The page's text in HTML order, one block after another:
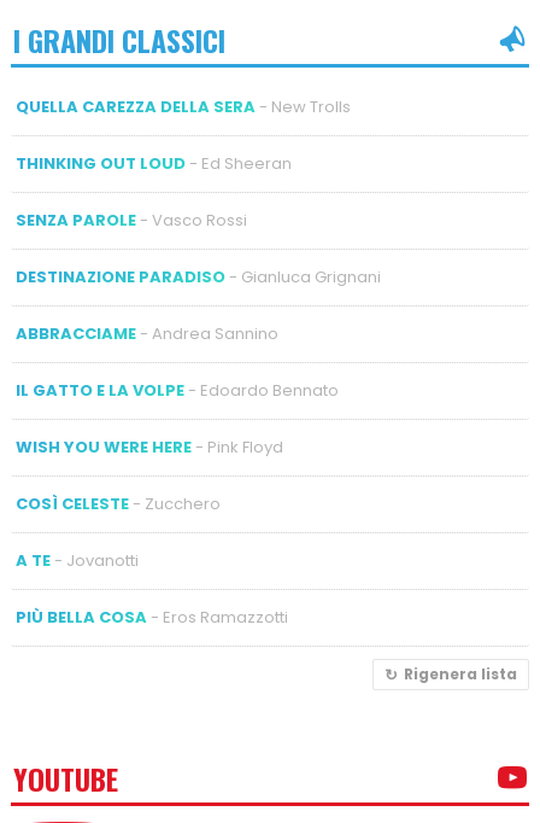
I GRANDI CLASSICI
QUELLA CAREZZA DELLA SERA- New Trolls
THINKING OUT LOUD- Ed Sheeran
SENZA PAROLE- Vasco Rossi
DESTINAZIONE PARADISO- Gianluca Grignani
ABBRACCIAME- Andrea Sannino
IL GATTO E LA VOLPE- Edoardo Bennato
WISH YOU WERE HERE- Pink Floyd
COSÌ CELESTE- Zucchero
A TE- Jovanotti
PIÙ BELLA COSA- Eros Ramazzotti
Rigenera lista
YOUTUBE